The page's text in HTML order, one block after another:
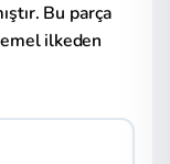
Bu parça
ilkeden